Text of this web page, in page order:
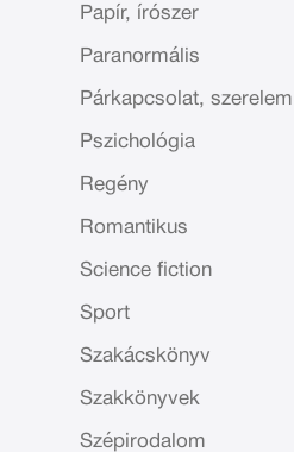
Papír, írószer
Paranormális
Párkapcsolat, szerelem
Pszichológia
Regény
Romantikus
Science fiction
Sport
Szakácskönyv
Szakkönyvek
Szépirodalom